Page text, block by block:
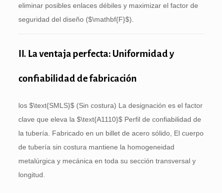
eliminar posibles enlaces débiles y maximizar el factor de
seguridad del diseño ($\mathbf{F}$).
II. La ventaja perfecta: Uniformidad y
confiabilidad de fabricación
los $\text{SMLS}$(Sin costura) La designación es el factor
clave que eleva la $\text{A1110}$Perfil de confiabilidad de
la tubería. Fabricado en un billet de acero sólido, El cuerpo
de tubería sin costura mantiene la homogeneidad
metalúrgica y mecánica en toda su sección transversal y
longitud.